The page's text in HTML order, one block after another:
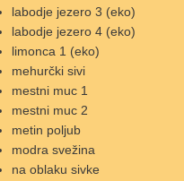
labodje jezero 3 (eko)
labodje jezero 4 (eko)
limonca 1 (eko)
mehurčki sivi
mestni muc 1
mestni muc 2
metin poljub
modra svežina
na oblaku sivke